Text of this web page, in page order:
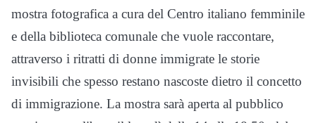
mostra fotografica a cura del Centro italiano femminile
e della biblioteca comunale che vuole raccontare,
attraverso i ritratti di donne immigrate le storie
invisibili che spesso restano nascoste dietro il concetto
di immigrazione. La mostra sarà aperta al pubblico